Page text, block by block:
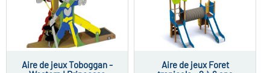
Aire de jeux Toboggan -
Aire de jeux Foret